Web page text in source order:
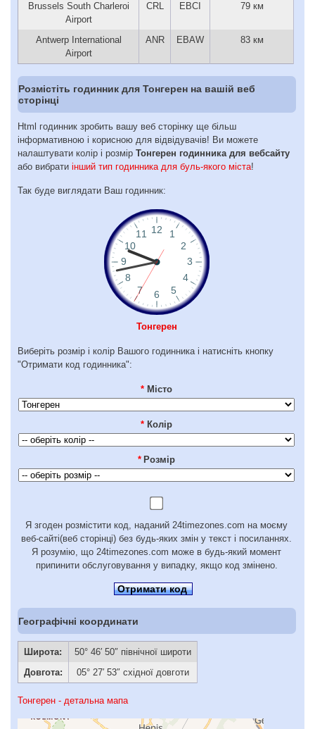
Brussels South Charleroi
Airport
CRL EBCI 79 км
Antwerp International
Airport
ANR EBAW 83 км
Розмістіть годинник для Тонгерен на вашій веб
сторінці
Html годинник зробить вашу веб сторінку ще більш
інформативною і корисною для відвідувачів! Ви можете
налаштувати колір і розмір Тонгерен годинника для вебсайту
або вибрати інший тип годинника для буль-якого міста!
Так буде виглядати Ваш годинник:
Тонгерен
Виберіть розмір і колір Вашого годинника і натисніть кнопку
"Отримати код годинника":
* Місто
* Колір
* Розмір
Я згоден розмістити код, наданий 24timezones.com на моєму
веб-сайті(веб сторінці) без будь-яких змін у текст і посиланнях.
Я розумію, що 24timezones.com може в будь-який момент
припинити обслуговування у випадку, якщо код змінено.
Отримати код
Географічні координати
Широта:
50° 46′ 50″ північної широти
Довгота:
05° 27′ 53″ східної довготи
Тонгерен - детальна мапа